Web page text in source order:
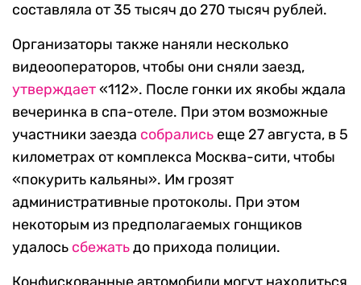
составляла от 35 тысяч до 270 тысяч рублей.
Организаторы также наняли несколько
видеооператоров, чтобы они сняли заезд,
утверждает«112». После гонки их якобы ждала
вечеринка в спа-отеле. При этом возможные
участники заезда собралисьеще 27 августа, в 5
километрах от комплекса Москва-сити, чтобы
«покурить кальяны». Им грозят
административные протоколы. При этом
некоторым из предполагаемых гонщиков
удалось сбежатьдо прихода полиции.